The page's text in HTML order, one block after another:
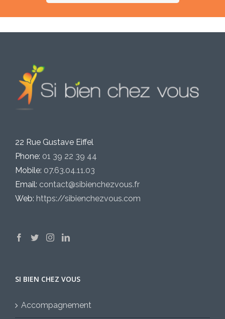
22 Rue Gustave Eiffel
Phone: 01 39 22 39 44
Mobile: 07.63.04.11.03
Email: contact@sibienchezvous.fr
Web: https://sibienchezvous.com
SI BIEN CHEZ VOUS
Accompagnement